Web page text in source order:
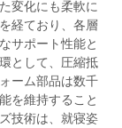
変化にも柔軟に
経ており、各層
サポート性能と
として、圧縮抵
ーム部品は数千
を維持すること
技術は、就寝姿